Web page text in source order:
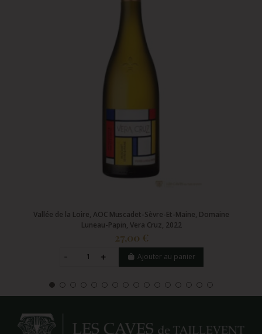
Vallée de la Loire, AOC Muscadet-Sèvre-Et-Maine, Domaine
Luneau-Papin, Vera Cruz, 2022
27,00 €
Ajouter au panier